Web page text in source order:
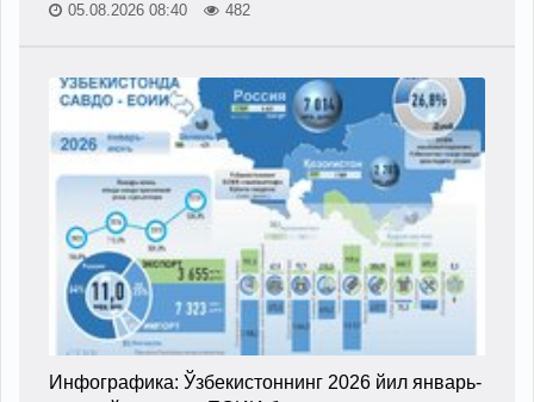
05.08.2026 08:40 482
Инфографика: Ўзбекистоннинг 2026 йил январь-